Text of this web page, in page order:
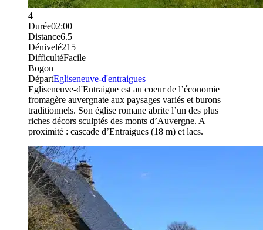
4
Durée02:00
Distance6.5
Dénivelé215
DifficultéFacile
Bogon
DépartEgliseneuve-d'entraigues
Egliseneuve-d'Entraigue est au coeur de l’économie
fromagère auvergnate aux paysages variés et burons
traditionnels. Son église romane abrite l’un des plus
riches décors sculptés des monts d’Auvergne. A
proximité : cascade d’Entraigues (18 m) et lacs.